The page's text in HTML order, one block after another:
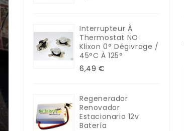
Interrupteur À
Thermostat NO
Klixon 0° Dégivrage /
45°C À 125°
6,49 €
Regenerador
Renovador
Estacionario 12v
Batería